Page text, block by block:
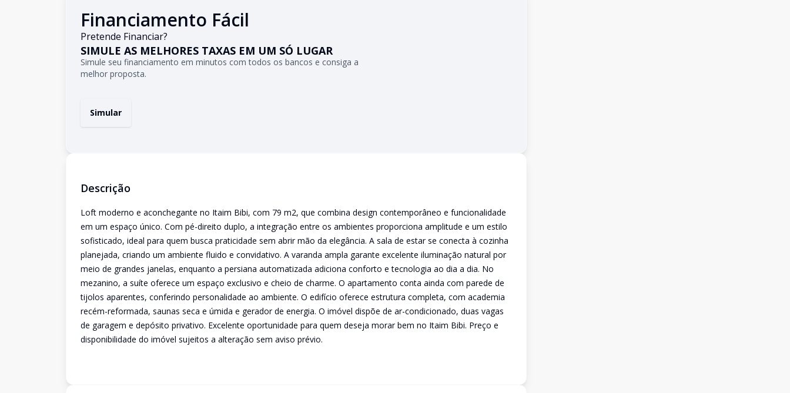
Financiamento Fácil
Pretende Financiar?
SIMULE AS MELHORES TAXAS EM UM SÓ LUGAR
Simule seu financiamento em minutos com todos os bancos e consiga a
melhor proposta.
Simular
Descrição
Loft moderno e aconchegante no Itaim Bibi, com 79 m2, que combina design contemporâneo e funcionalidade
em um espaço único. Com pé-direito duplo, a integração entre os ambientes proporciona amplitude e um estilo
sofisticado, ideal para quem busca praticidade sem abrir mão da elegância. A sala de estar se conecta à cozinha
planejada, criando um ambiente fluido e convidativo. A varanda ampla garante excelente iluminação natural por
meio de grandes janelas, enquanto a persiana automatizada adiciona conforto e tecnologia ao dia a dia. No
mezanino, a suíte oferece um espaço exclusivo e cheio de charme. O apartamento conta ainda com parede de
tijolos aparentes, conferindo personalidade ao ambiente. O edifício oferece estrutura completa, com academia
recém-reformada, saunas seca e úmida e gerador de energia. O imóvel dispõe de ar-condicionado, duas vagas
de garagem e depósito privativo. Excelente oportunidade para quem deseja morar bem no Itaim Bibi. Preço e
disponibilidade do imóvel sujeitos a alteração sem aviso prévio.